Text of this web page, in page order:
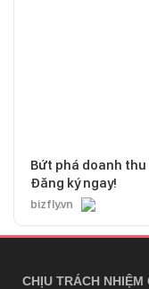
Bứt phá doanh thu
Đăng ký ngay!
bizfly.vn
CHỊU TRÁCH NHIỆM